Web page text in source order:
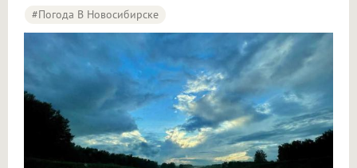
#Погода В Новосибирске